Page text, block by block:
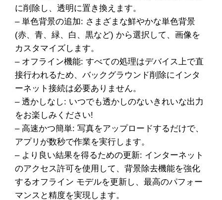
に削除し、透明に置き換えます。
– 単色背景の追加: さまざまな鮮やかな単色背景
(赤、青、緑、白、黒など) から選択して、画像を
カスタマイズします。
– オフライン機能: すべての処理はデバイス上で直
接行われるため、バックグラウンド削除にインタ
ーネット接続は必要ありません。
– 透かしなし: いつでも透かしのないきれいな出力
をお楽しみください!
– 高速かつ簡単: 写真をアップロードするだけで、
アプリが数秒で作業を実行します。
– より良い結果を得るための更新: インターネット
のアクセス許可を使用して、背景除去機能を強化
するオフライン モデルを更新し、最高のパフォー
マンスと精度を実現します。